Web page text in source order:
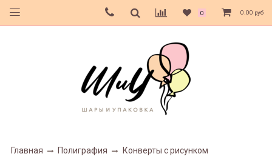
0 0.00 руб
Главная Полиграфия Конверты с рисунком